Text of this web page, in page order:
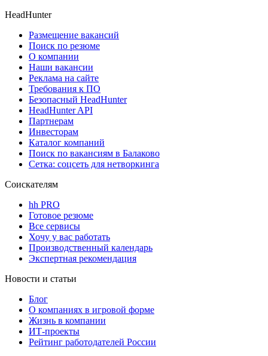
HeadHunter
Размещение вакансий
Поиск по резюме
О компании
Наши вакансии
Реклама на сайте
Требования к ПО
Безопасный HeadHunter
HeadHunter API
Партнерам
Инвесторам
Каталог компаний
Поиск по вакансиям в Балаково
Сетка: соцсеть для нетворкинга
Соискателям
hh PRO
Готовое резюме
Все сервисы
Хочу у вас работать
Производственный календарь
Экспертная рекомендация
Новости и статьи
Блог
О компаниях в игровой форме
Жизнь в компании
ИТ-проекты
Рейтинг работодателей России